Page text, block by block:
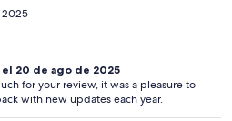
side overall.Our personal
walk from the cottage down to
• The Saturday market, village
Cerveira • Moledo Beach (30 min)
Barracuda Bar in Caminha (20
in a Guarda The house and
here and there, but we had a
2025
20 de ago de 2025
for your review, it was a pleasure to
with new updates each year.